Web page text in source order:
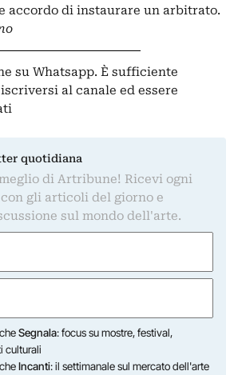
accordo di instaurare un arbitrato.
su Whatsapp. È sufficiente
al canale ed essere
quotidiana
di Artribune! Ricevi ogni
gli articoli del giorno e
sul mondo dell'arte.
Segnala: focus su mostre, festival,
culturali
Incanti: il settimanale sul mercato dell'arte